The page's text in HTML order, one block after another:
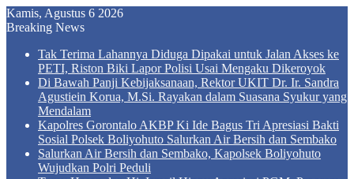
Kamis, Agustus 6 2026
Breaking News
Tak Terima Lahannya Diduga Dipakai untuk Jalan Akses ke
PETI, Riston Biki Lapor Polisi Usai Mengaku Dikeroyok
Di Bawah Panji Kebijaksanaan, Rektor UKIT Dr. Ir. Sandra
Agustiein Korua, M.Si. Rayakan dalam Suasana Syukur yang
Mendalam
Kapolres Gorontalo AKBP Ki Ide Bagus Tri Apresiasi Bakti
Sosial Polsek Boliyohuto Salurkan Air Bersih dan Sembako
Salurkan Air Bersih dan Sembako, Kapolsek Boliyohuto
Wujudkan Polri Peduli